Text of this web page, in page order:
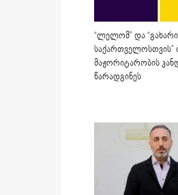
“ლელომ” და
საქართველოსთვის”
მაჟორიტარობის
წარადგინეს